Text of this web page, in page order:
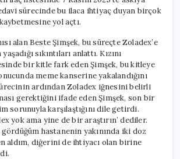
sürecinde bu ilaca ihtiyaç duyan birçok
yol açtı.
alan Beste Şimşek, bu süreçte Zoladex’e
sıkıntıları anlattı. Kızını
bir kitle fark eden Şimşek, bu kitleye
meme kanserine yakalandığını
ardından Zoladex iğnesini belirli
gerektiğini ifade eden Şimşek, son bir
sorunuyla karşılaştığını dile getirdi.
yok ama yine de bir araştırın’ dediler.
hastanenin yakınında iki doz
aldım, diğerini de ihtiyacı olan birine